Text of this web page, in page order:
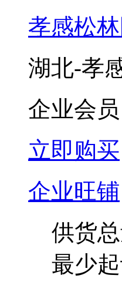
孝感松
湖北-孝
企业会员
立即购买
企业旺铺
供货
最少